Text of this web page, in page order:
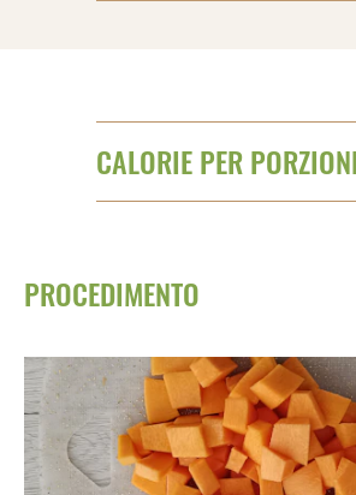
CALORIE PER
PROCEDIMENTO